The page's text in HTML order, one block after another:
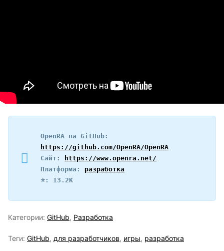
https://github.com/OpenRA/OpenRA
Сайт:
https://www.openra.net/
Платформа: разработка
⭐️: 13.2K
Категории: GitHub, Разработка
Теги: GitHub, для разработчиков, игры, разработка